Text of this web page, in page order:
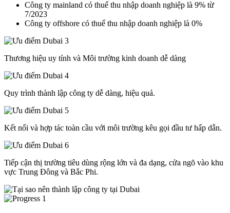
Công ty mainland có thuế thu nhập doanh nghiệp là 9% từ
7/2023
Công ty offshore có thuế thu nhập doanh nghiệp là 0%
Thương hiệu uy tính và Môi trường kinh doanh dễ dàng
Quy trình thành lập công ty dễ dàng, hiệu quả.
Kết nối và hợp tác toàn cầu với môi trường kêu gọi đầu tư hấp dẫn.
Tiếp cận thị trường tiêu dùng rộng lớn và đa dạng, cửa ngõ vào khu
vực Trung Đông và Bắc Phi.